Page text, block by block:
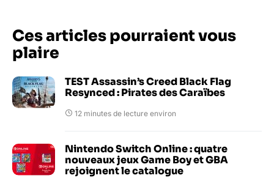
Ces articles pourraient vous
plaire
TEST Assassin’s Creed Black Flag
Resynced : Pirates des Caraïbes
12 minutes de lecture environ
Nintendo Switch Online : quatre
nouveaux jeux Game Boy et GBA
rejoignent le catalogue